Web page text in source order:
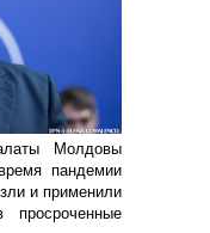
Молдовы
пандемии
и применили